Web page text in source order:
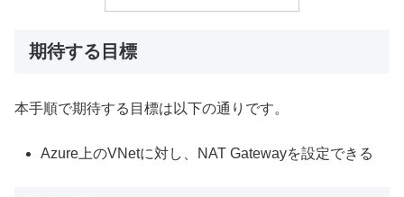
期待する目標
本手順で期待する目標は以下の通りです。
Azure上のVNetに対し、NAT Gatewayを設定できる